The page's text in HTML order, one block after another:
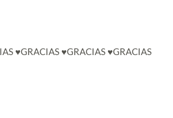
♥GRACIAS ♥GRACIAS ♥GRACIAS